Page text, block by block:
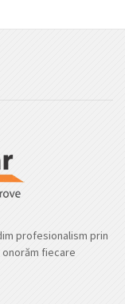
profesionalism prin
fiecare